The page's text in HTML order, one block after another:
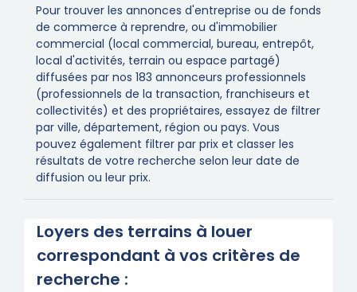
Pour trouver les annonces d'entreprise ou de fonds
de commerce à reprendre, ou d'immobilier
commercial (local commercial, bureau, entrepôt,
local d'activités, terrain ou espace partagé)
diffusées par nos 183 annonceurs professionnels
(professionnels de la transaction, franchiseurs et
collectivités) et des propriétaires, essayez de filtrer
par ville, département, région ou pays. Vous
pouvez également filtrer par prix et classer les
résultats de votre recherche selon leur date de
diffusion ou leur prix.
Loyers des terrains à louer
correspondant à vos critères de
recherche :